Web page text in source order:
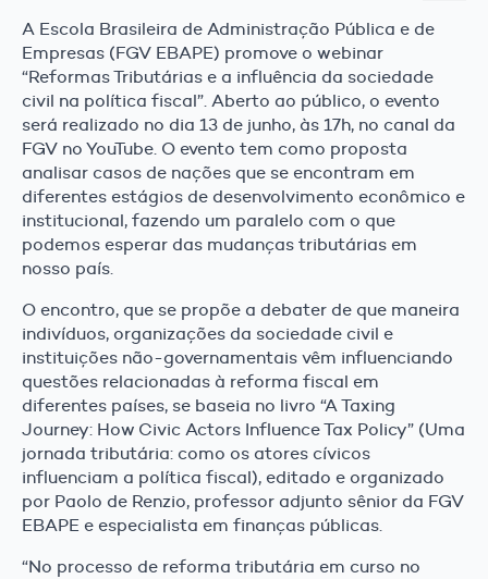
A Escola Brasileira de Administração Pública e de
Empresas (FGV EBAPE) promove o webinar
“Reformas Tributárias e a influência da sociedade
civil na política fiscal”. Aberto ao público, o evento
será realizado no dia 13 de junho, às 17h, no canal da
FGV no YouTube. O evento tem como proposta
analisar casos de nações que se encontram em
diferentes estágios de desenvolvimento econômico e
institucional, fazendo um paralelo com o que
podemos esperar das mudanças tributárias em
nosso país.
O encontro, que se propõe a debater de que maneira
indivíduos, organizações da sociedade civil e
instituições não-governamentais vêm influenciando
questões relacionadas à reforma fiscal em
diferentes países, se baseia no livro “A Taxing
Journey: How Civic Actors Influence Tax Policy” (Uma
jornada tributária: como os atores cívicos
influenciam a política fiscal), editado e organizado
por Paolo de Renzio, professor adjunto sênior da FGV
EBAPE e especialista em finanças públicas.
“No processo de reforma tributária em curso no